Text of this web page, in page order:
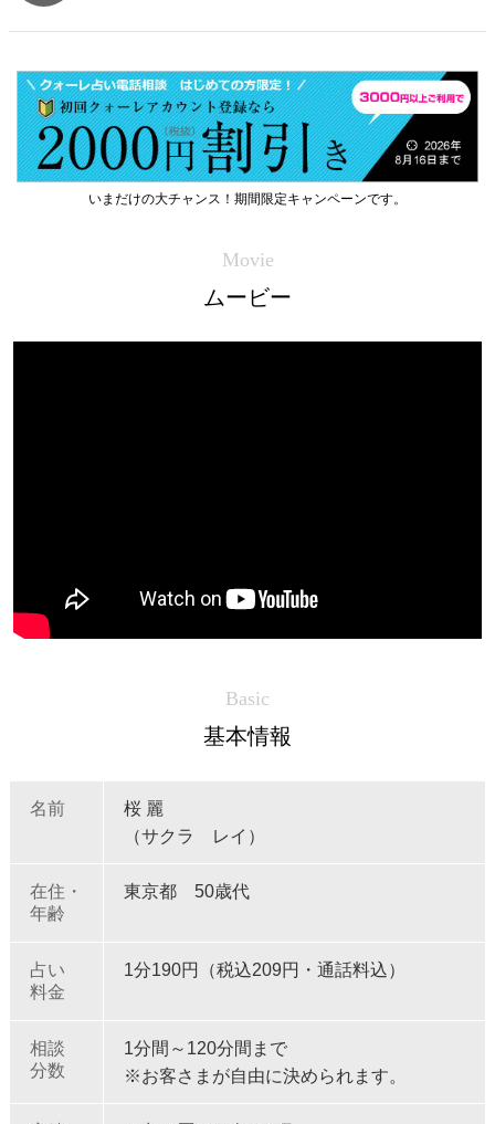
いまだけの大チャンス！期間限定キャンペーンです。
Movie
ムービー
Basic
基本情報
名前
桜 麗
（サクラ レイ）
在住・
年齢
東京都 50歳代
占い
料金
1分190円（税込209円・通話料込）
相談
分数
1分間～120分間まで
※お客さまが自由に決められます。